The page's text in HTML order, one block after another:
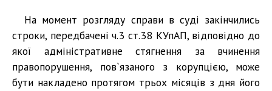
На момент розгляду справи в суді закінчились
строки, передбачені ч.3 ст.38 КУпАП, відповідно до
якої адміністративне стягнення за вчинення
правопорушення, пов`язаного з корупцією, може
бути накладено протягом трьох місяців з дня його